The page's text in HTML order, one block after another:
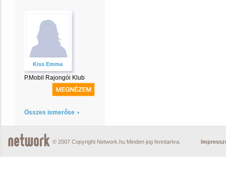
Kiss Emma
P.Mobil Rajongói Klub
Összes ismerőse
© 2007 Copyright Network.hu Minden jog fenntartva.